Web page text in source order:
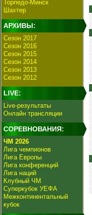
Торпедо-Минск
Шахтер
АРХИВЫ:
Сезон 2017
Сезон 2016
Сезон 2015
Сезон 2014
Сезон 2013
Сезон 2012
LIVE:
Live-результаты
Онлайн трансляции
СОРЕВНОВАНИЯ:
ЧМ 2026
Лига чемпионов
Лига Европы
Лига конференций
Лига наций
Клубный ЧМ
Суперкубок УЕФА
Межконтинентальный
кубок